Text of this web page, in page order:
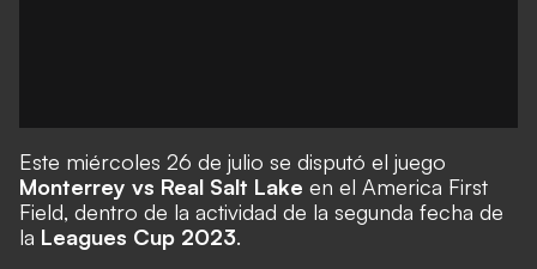
Este miércoles 26 de julio se disputó el juego
Monterrey vs Real Salt Lake en el America First
Field, dentro de la actividad de la segunda fecha de
la Leagues Cup 2023.